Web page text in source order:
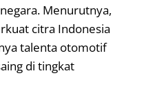
Menurutnya,
citra Indonesia
talenta otomotif
di tingkat